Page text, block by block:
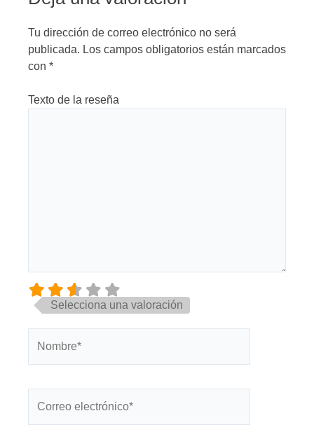
Tu dirección de correo electrónico no será
publicada. Los campos obligatorios están marcados
con *
Texto de la reseña
Selecciona una valoración
electrónico*